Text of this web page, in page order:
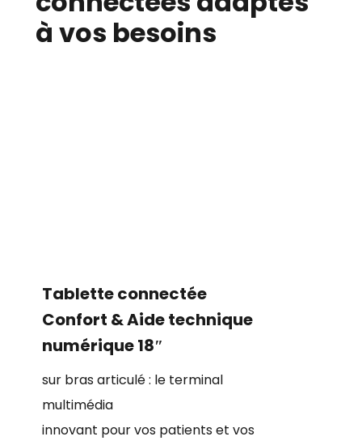
à vos besoins
Tablette connectée
Confort & Aide technique
numérique​ 18″​​
sur bras articulé​​ : le terminal
multimédia
innovant pour vos patients et vos